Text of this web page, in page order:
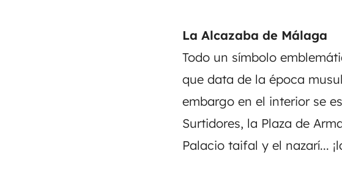
La Alcazaba de Málaga
Todo un símbolo
que data de la época
embargo en el interior se
Surtidores, la Plaza de
Palacio taifal y el nazarí...